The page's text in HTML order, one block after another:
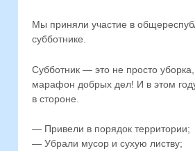
Мы приняли участие в
субботнике.
Субботник — это не просто
марафон добрых дел! И в этом
в стороне.
— Привели в порядок территории;
— Убрали мусор и сухую листву;